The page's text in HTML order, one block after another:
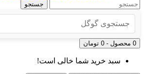
جستجو
0 محصول - 0 تومان
سبد خرید شما خالی است!